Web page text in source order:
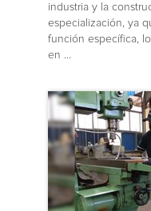
industria y la
especialización, ya
función específica,
en ...